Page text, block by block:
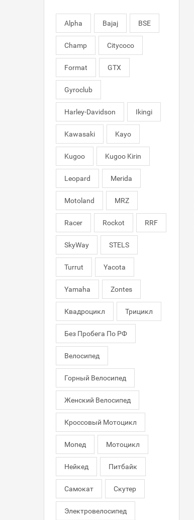
Alpha Bajaj BSE
Champ Citycoco
Format GTX
Gyroclub
Harley-Davidson Ikingi
Kawasaki Kayo
Kugoo Kugoo Kirin
Leopard Merida
Motoland MRZ
Racer Rockot RRF
SkyWay STELS
Turrut Yacota
Yamaha Zontes
Квадроцикл Трицикл
Без Пробега По РФ
Велосипед
Горный Велосипед
Женский Велосипед
Кроссовый Мотоцикл
Мопед Мотоцикл
Нейкед Питбайк
Самокат Скутер
Электровелосипед